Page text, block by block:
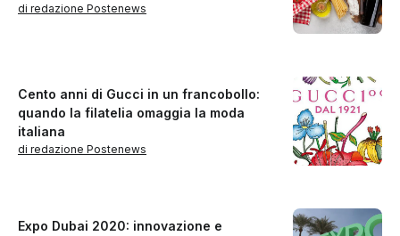
di redazione Postenews
Cento anni di Gucci in un francobollo:
quando la filatelia omaggia la moda
italiana
di redazione Postenews
Expo Dubai 2020: innovazione e